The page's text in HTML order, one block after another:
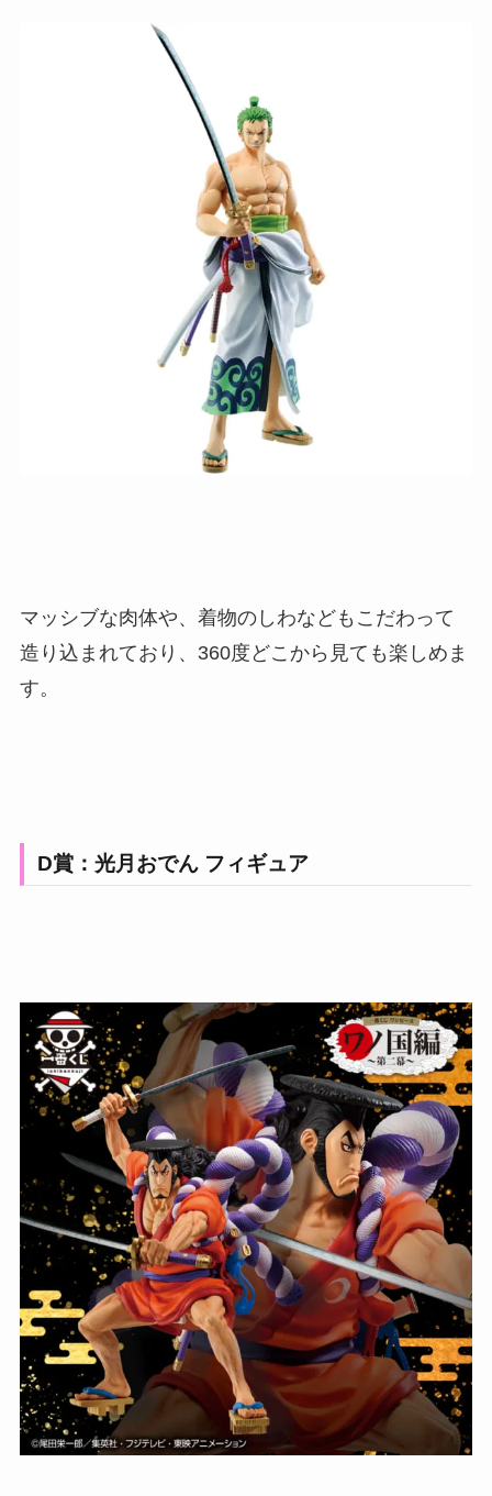
マッシブな肉体や、着物のしわなどもこだわって
造り込まれており、360度どこから見ても楽しめま
す。
D賞：光月おでん フィギュア